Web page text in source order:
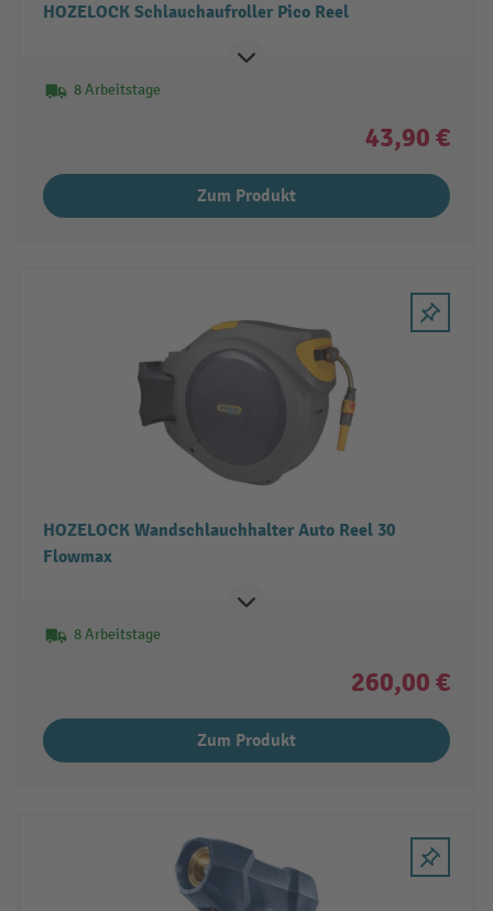
HOZELOCK Schlauchaufroller Pico Reel
8 Arbeitstage
43,90 €
Zum Produkt
HOZELOCK Wandschlauchhalter Auto Reel 30
Flowmax
8 Arbeitstage
260,00 €
Zum Produkt